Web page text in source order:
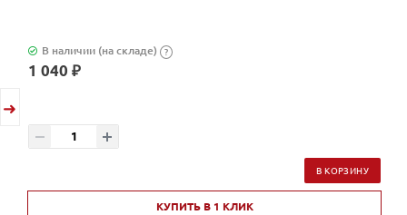
В наличии (на складе) ?
1 040 ₽
В КОРЗИНУ
КУПИТЬ В 1 КЛИК